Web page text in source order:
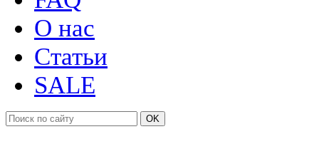
О нас
Статьи
SALE
OK